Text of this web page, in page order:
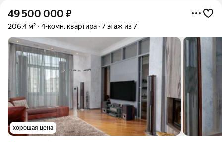
49 500 000 ₽
206,4 м² 4-комн. квартира 7 этаж из 7
хорошая цена